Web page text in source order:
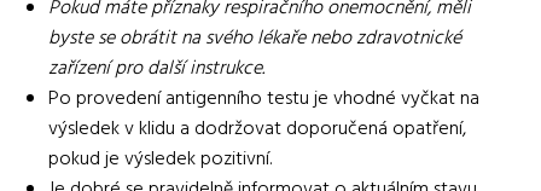
Pokud máte příznaky respiračního onemocnění, měli
byste se obrátit na svého lékaře nebo zdravotnické
zařízení pro další instrukce.
Po provedení antigenního testu je vhodné vyčkat na
výsledek v klidu a dodržovat doporučená opatření,
pokud je výsledek pozitivní.